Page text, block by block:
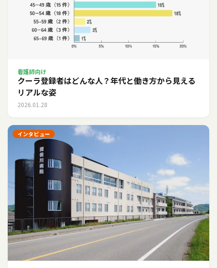
看護師向け
クーラ登録者はどんな人？年代と働き方から見える
リアルな姿
2026.01.28
インタビュー